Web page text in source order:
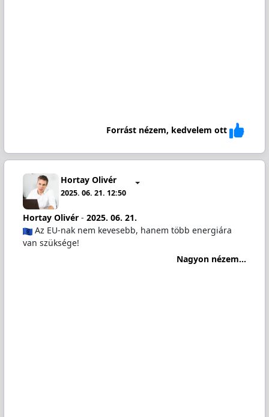
Forrást nézem, kedvelem ott
Hortay Olivér
2025. 06. 21. 12:50
Hortay Olivér- 2025. 06. 21.
Az EU-nak nem kevesebb, hanem több energiára
van szüksége!
Nagyon nézem...